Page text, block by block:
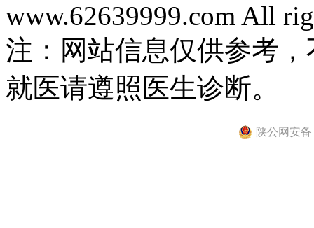
www.62639999.com All
注：网站信息仅供参考
就医请遵照医生诊断。
陕公网安备